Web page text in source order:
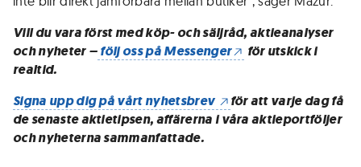
Vill du vara först med köp- och säljråd, aktieanalyser
och nyheter –följ oss på Messenger
för utskick i
realtid.
Signa upp dig på vårt nyhetsbrev
för att varje dag få
de senaste aktietipsen, affärerna i våra aktieportföljer
och nyheterna sammanfattade.